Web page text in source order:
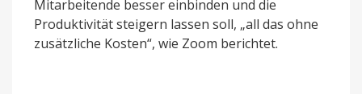
Mitarbeitende besser einbinden und die
Produktivität steigern lassen soll, „all das ohne
zusätzliche Kosten“, wie Zoom berichtet.